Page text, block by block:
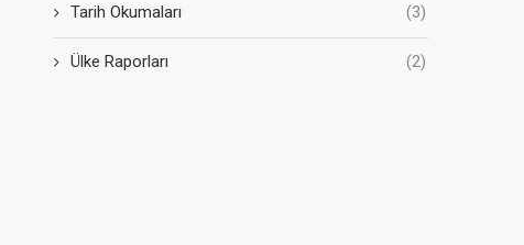
Tarih Okumaları (3)
Ülke Raporları (2)